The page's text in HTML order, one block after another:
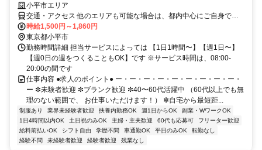
小平市エリア
交通・アクセス 他のエリアも可能な場合は、都内中心にご自身で選
んでいただけます
時給1,500円～1,860円
東京都小平市
勤務時間詳細 担当サービスによっては 【1日1時間〜】【週1日〜】
【週0日の週をつくることもOK】です ※サービス時間は、08:00-
20:00の間です
仕事内容 ●求人のポイント● ー・ー・ー・ー・ー・ー・ー・ー・ー・
ー ✼未験者歓迎 ✼ブランク歓迎 ✼40〜60代活躍中 （60代以上でも無
理のない範囲で、 お仕事いただけます！） ✼自宅から最短距...
制服あり 業界未経験者歓迎 扶養内勤務OK 週1日からOK
副業・WワークOK
1日4時間以内OK
土日祝のみOK 主婦・主夫歓迎 60代も応募可
フリーター歓迎
給料前払いOK
シフト自由 学歴不問 車通勤OK 平日のみOK
転勤なし
経験不問
未経験者歓迎 経験者歓迎 残業なし